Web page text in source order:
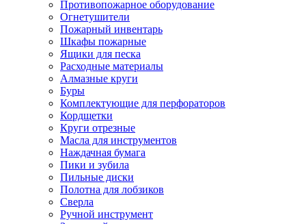
Противопожарное оборудование
Огнетушители
Пожарный инвентарь
Шкафы пожарные
Ящики для песка
Расходные материалы
Алмазные круги
Буры
Комплектующие для перфораторов
Кордщетки
Круги отрезные
Масла для инструментов
Наждачная бумага
Пики и зубила
Пильные диски
Полотна для лобзиков
Сверла
Ручной инструмент